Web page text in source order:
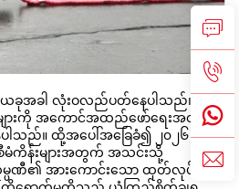
ခုအခါ လုံးဝလည်ပတ်နေပါသည်။
ားကို အကောင်အထည်ဖော်ရေးအတွက်
ါသည်။ ထို့အပေါ်အခြေခံ၍ ၂၀၂၆ ခုနှစ်
ကိန်းများအတွက် အသင်းသို့
ပဏီ၏ အားကောင်းသော ထုတ်လုပ်မှုစွမ်း